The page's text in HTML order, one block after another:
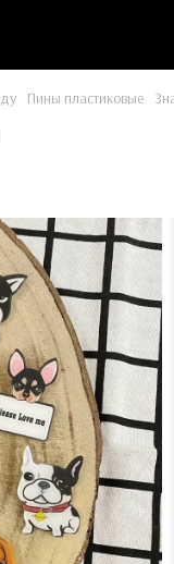
Пины пластиковые